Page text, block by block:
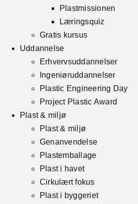
Plastmissionen
Læringsquiz
Gratis kursus
Uddannelse
Erhvervsuddannelser
Ingeniøruddannelser
Plastic Engineering Day
Project Plastic Award
Plast & miljø
Plast & miljø
Genanvendelse
Plastemballage
Plast i havet
Cirkulært fokus
Plast i byggeriet